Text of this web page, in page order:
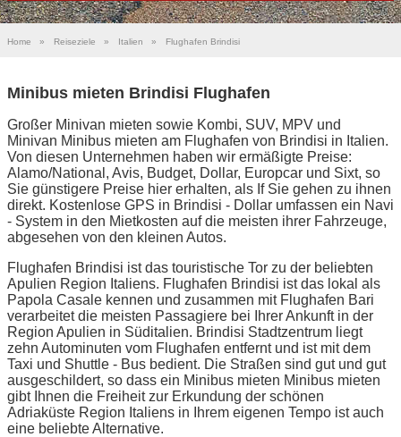
Home » Reiseziele » Italien » Flughafen Brindisi
Minibus mieten Brindisi Flughafen
Großer Minivan mieten sowie Kombi, SUV, MPV und
Minivan Minibus mieten am Flughafen von Brindisi in Italien.
Von diesen Unternehmen haben wir ermäßigte Preise:
Alamo/National, Avis, Budget, Dollar, Europcar und Sixt, so
Sie günstigere Preise hier erhalten, als If Sie gehen zu ihnen
direkt. Kostenlose GPS in Brindisi - Dollar umfassen ein Navi
- System in den Mietkosten auf die meisten ihrer Fahrzeuge,
abgesehen von den kleinen Autos.
Flughafen Brindisi ist das touristische Tor zu der beliebten
Apulien Region Italiens. Flughafen Brindisi ist das lokal als
Papola Casale kennen und zusammen mit Flughafen Bari
verarbeitet die meisten Passagiere bei Ihrer Ankunft in der
Region Apulien in Süditalien. Brindisi Stadtzentrum liegt
zehn Autominuten vom Flughafen entfernt und ist mit dem
Taxi und Shuttle - Bus bedient. Die Straßen sind gut und gut
ausgeschildert, so dass ein Minibus mieten Minibus mieten
gibt Ihnen die Freiheit zur Erkundung der schönen
Adriaküste Region Italiens in Ihrem eigenen Tempo ist auch
eine beliebte Alternative.